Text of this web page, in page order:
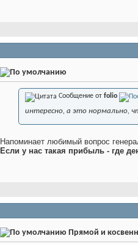
Сообщение от folio
интересно, а это нормально,
Напоминает любимый вопрос
Если у нас такая прибыль - где
Прямой и